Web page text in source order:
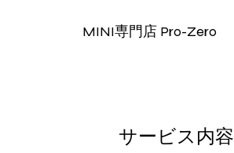
MINI専門店 Pro-Zero
サービス内容